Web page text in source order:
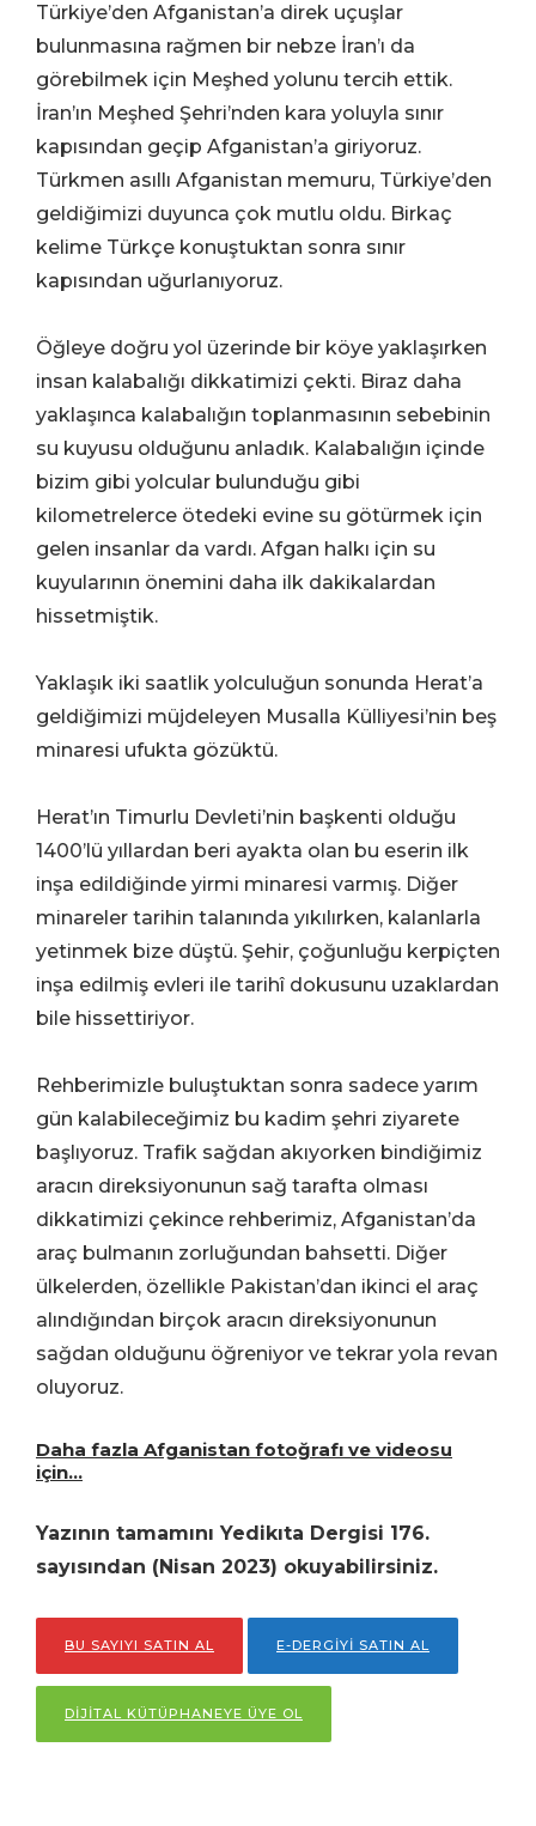
Türkiye’den Afganistan’a direk uçuşlar
bulunmasına rağmen bir nebze İran’ı da
görebilmek için Meşhed yolunu tercih ettik.
İran’ın Meşhed Şehri’nden kara yoluyla sınır
kapısından geçip Afganistan’a giriyoruz.
Türkmen asıllı Afganistan memuru, Türkiye’den
geldiğimizi duyunca çok mutlu oldu. Birkaç
kelime Türkçe konuştuktan sonra sınır
kapısından uğurlanıyoruz.
Öğleye doğru yol üzerinde bir köye yaklaşırken
insan kalabalığı dikkatimizi çekti. Biraz daha
yaklaşınca kalabalığın toplanmasının sebebinin
su kuyusu olduğunu anladık. Kalabalığın içinde
bizim gibi yolcular bulunduğu gibi
kilometrelerce ötedeki evine su götürmek için
gelen insanlar da vardı. Afgan halkı için su
kuyularının önemini daha ilk dakikalardan
hissetmiştik.
Yaklaşık iki saatlik yolculuğun sonunda Herat’a
geldiğimizi müjdeleyen Musalla Külliyesi’nin beş
minaresi ufukta gözüktü.
Herat’ın Timurlu Devleti’nin başkenti olduğu
1400’lü yıllardan beri ayakta olan bu eserin ilk
inşa edildiğinde yirmi minaresi varmış. Diğer
minareler tarihin talanında yıkılırken, kalanlarla
yetinmek bize düştü. Şehir, çoğunluğu kerpiçten
inşa edilmiş evleri ile tarihî dokusunu uzaklardan
bile hissettiriyor.
Rehberimizle buluştuktan sonra sadece yarım
gün kalabileceğimiz bu kadim şehri ziyarete
başlıyoruz. Trafik sağdan akıyorken bindiğimiz
aracın direksiyonunun sağ tarafta olması
dikkatimizi çekince rehberimiz, Afganistan’da
araç bulmanın zorluğundan bahsetti. Diğer
ülkelerden, özellikle Pakistan’dan ikinci el araç
alındığından birçok aracın direksiyonunun
sağdan olduğunu öğreniyor ve tekrar yola revan
oluyoruz.
Daha fazla Afganistan fotoğrafı ve videosu
için…
Yazının tamamını Yedikıta Dergisi 176.
sayısından (Nisan 2023) okuyabilirsiniz.
BU SAYIYI SATIN AL E-DERGİYİ SATIN AL
DİJİTAL KÜTÜPHANEYE ÜYE OL